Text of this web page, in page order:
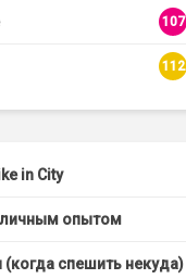
107
112
in City
опытом
спешить некуда)